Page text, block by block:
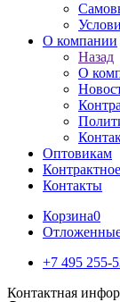
О компании
Назад
О
Оптовикам
Контакты
Корзина0
+7 495 255-
Контактная